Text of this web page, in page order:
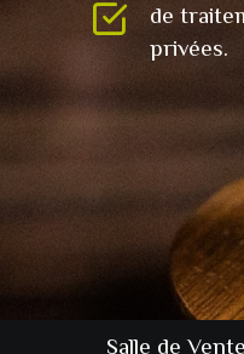
de
privées.